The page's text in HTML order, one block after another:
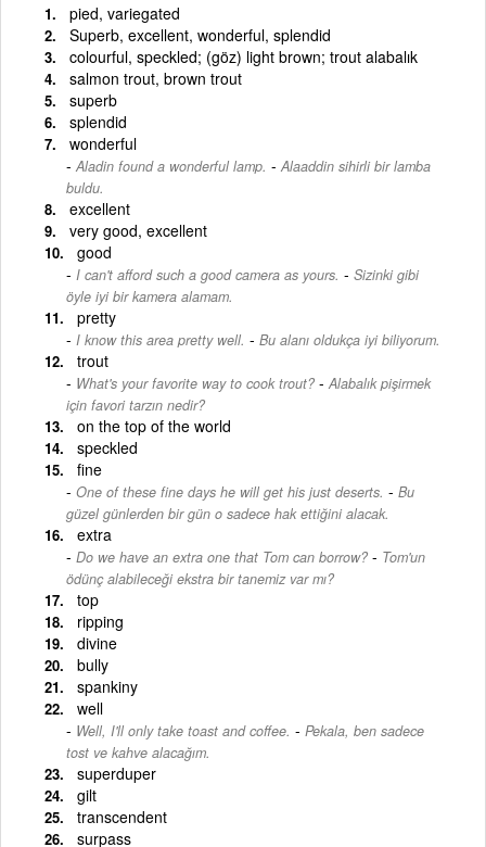
pied, variegated
Superb, excellent, wonderful, splendid
colourful, speckled; (göz) light brown; trout alabalık
salmon trout, brown trout
superb
splendid
wonderful
Aladin found a wonderful lamp. - Alaaddin sihirli bir lamba
buldu.
excellent
very good, excellent
good
I can't afford such a good camera as yours. - Sizinki gibi
öyle iyi bir kamera alamam.
pretty
I know this area pretty well. - Bu alanı oldukça iyi biliyorum.
trout
What's your favorite way to cook trout? - Alabalık pişirmek
için favori tarzın nedir?
on the top of the world
speckled
fine
One of these fine days he will get his just deserts. - Bu
güzel günlerden bir gün o sadece hak ettiğini alacak.
extra
Do we have an extra one that Tom can borrow? - Tom'un
ödünç alabileceği ekstra bir tanemiz var mı?
top
ripping
divine
bully
spankiny
well
Well, I'll only take toast and coffee. - Pekala, ben sadece
tost ve kahve alacağım.
superduper
gilt
transcendent
surpass